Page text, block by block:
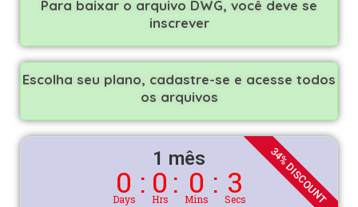
Para baixar o arquivo DWG, você deve se
inscrever
Escolha seu plano, cadastre-se e acesse todos
os arquivos
1 mês
0
Days : 0
Hrs : 0
Mins : 3
Secs 34% DISCOUNT​